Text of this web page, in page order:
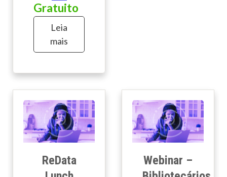
Gratuito
Leia
mais
ReData
Webinar –